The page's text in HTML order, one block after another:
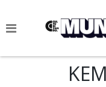
NOTICIAS